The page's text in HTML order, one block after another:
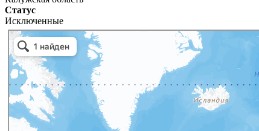
Статус
Исключенные